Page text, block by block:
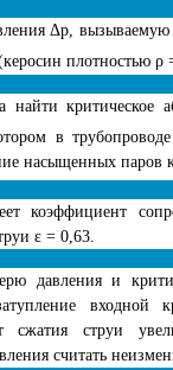
Δp,
плотностью ρ
найти критическое
в
насыщенных паров
коэффициент
ε = 0,63.
давления и
входной
сжатия струи
считать